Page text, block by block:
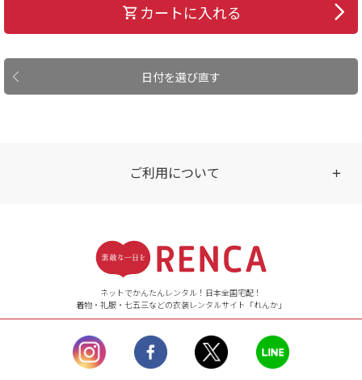
日付を選び直す
カートに入れる
ご利用について
【ご注文（インターネット）】
24時間年中無休
【お問い合わせ窓口（メー
ル）】10:00~17:00
土曜日、日曜日、臨
時休業日を除く。
営業時間外にいただ
ネットでかんたんレンタル！日本全国宅配！
着物・礼服・七五三などの衣装レンタルサイト「れんか」